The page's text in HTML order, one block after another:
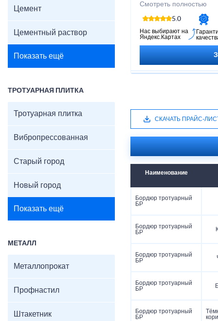
Цемент
Цементный раствор
Показать ещё
ТРОТУАРНАЯ ПЛИТКА
Тротуарная плитка
Вибропрессованная
Старый город
Новый город
Показать ещё
МЕТАЛЛ
Металлопрокат
Профнастил
Штакетник
других зон. Он
важную
покрытия,
обеспечивает
Благодаря бордюрам
Смотреть полностью
5.0
Нас выбирают на
Яндекс.Картах
СКАЧАТЬ ПРАЙС-
Наименование
Бордюр тротуарный
БР
Бордюр тротуарный
БР
Бордюр тротуарный
БР
Бордюр тротуарный
БР
Бордюр тротуарный
БР